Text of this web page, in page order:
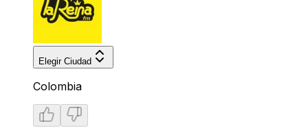
Elegir Ciudad
Colombia